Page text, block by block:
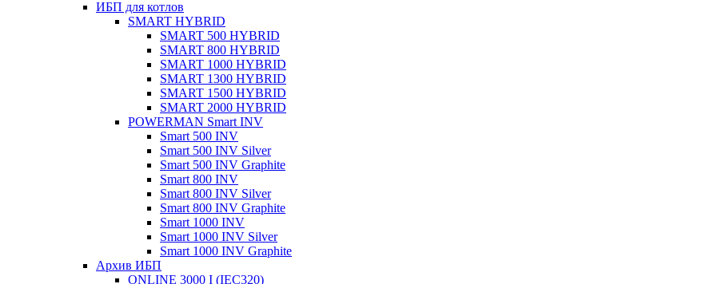
ИБП для котлов
SMART HYBRID
SMART 500 HYBRID
SMART 800 HYBRID
SMART 1000 HYBRID
SMART 1300 HYBRID
SMART 1500 HYBRID
SMART 2000 HYBRID
POWERMAN Smart INV
Smart 500 INV
Smart 500 INV Silver
Smart 500 INV Graphite
Smart 800 INV
Smart 800 INV Silver
Smart 800 INV Graphite
Smart 1000 INV
Smart 1000 INV Silver
Smart 1000 INV Graphite
Архив ИБП
ONLINE 3000 I (IEC320)